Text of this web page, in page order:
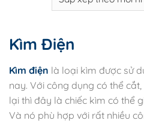
Kìm Điện
Kìm điện là loại kìm được sử
nay. Với công dụng có thể
lại thì đây là chiếc kìm có thể
Và nó phù hợp với rất nhiều